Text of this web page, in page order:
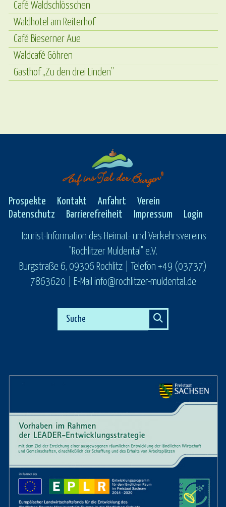
Café Waldschlösschen
Waldhotel am Reiterhof
Café Bieserner Aue
Waldcafé Göhren
Gasthof „Zu den drei Linden”
Prospekte Kontakt Anfahrt
Verein
Datenschutz
Barrierefreiheit Impressum Login
Tourist-Information des Heimat- und Verkehrsvereins
"Rochlitzer Muldental" e.V.
Burgstraße 6, 09306 Rochlitz | Telefon +49 (03737)
7863620 | E-Mail info@rochlitzer-muldental.de